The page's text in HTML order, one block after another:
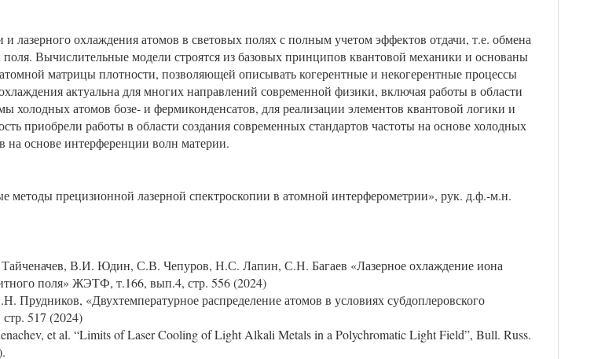
лазерного охлаждения атомов в световых полях с полным учетом эффектов отдачи, т.е. обмена
Вычислительные модели строятся из базовых принципов квантовой механики и основаны
матрицы плотности, позволяющей описывать когерентные и некогерентные процессы
актуальна для многих направлений современной физики, включая работы в области
холодных атомов бозе- и фермиконденсатов, для реализации элементов квантовой логики и
приобрели работы в области создания современных стандартов частоты на основе холодных
на основе интерференции волн материи.
методы прецизионной лазерной спектроскопии в атомной интерферометрии», рук. д.ф.-м.н.
В.И. Юдин, С.В. Чепуров, Н.С. Лапин, С.Н. Багаев «Лазерное охлаждение иона
поля» ЖЭТФ, т.166, вып.4, стр. 556 (2024)
«Двухтемпературное распределение атомов в условиях субдоплеровского
517 (2024)
et al. “Limits of Laser Cooling of Light Alkali Metals in a Polychromatic Light Field”, Bull. Russ.